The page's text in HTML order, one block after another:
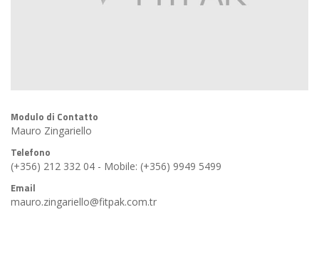
Modulo di Contatto
Mauro Zingariello
Telefono
(+356) 212 332 04 - Mobile: (+356) 9949 5499
Email
mauro.zingariello@fitpak.com.tr